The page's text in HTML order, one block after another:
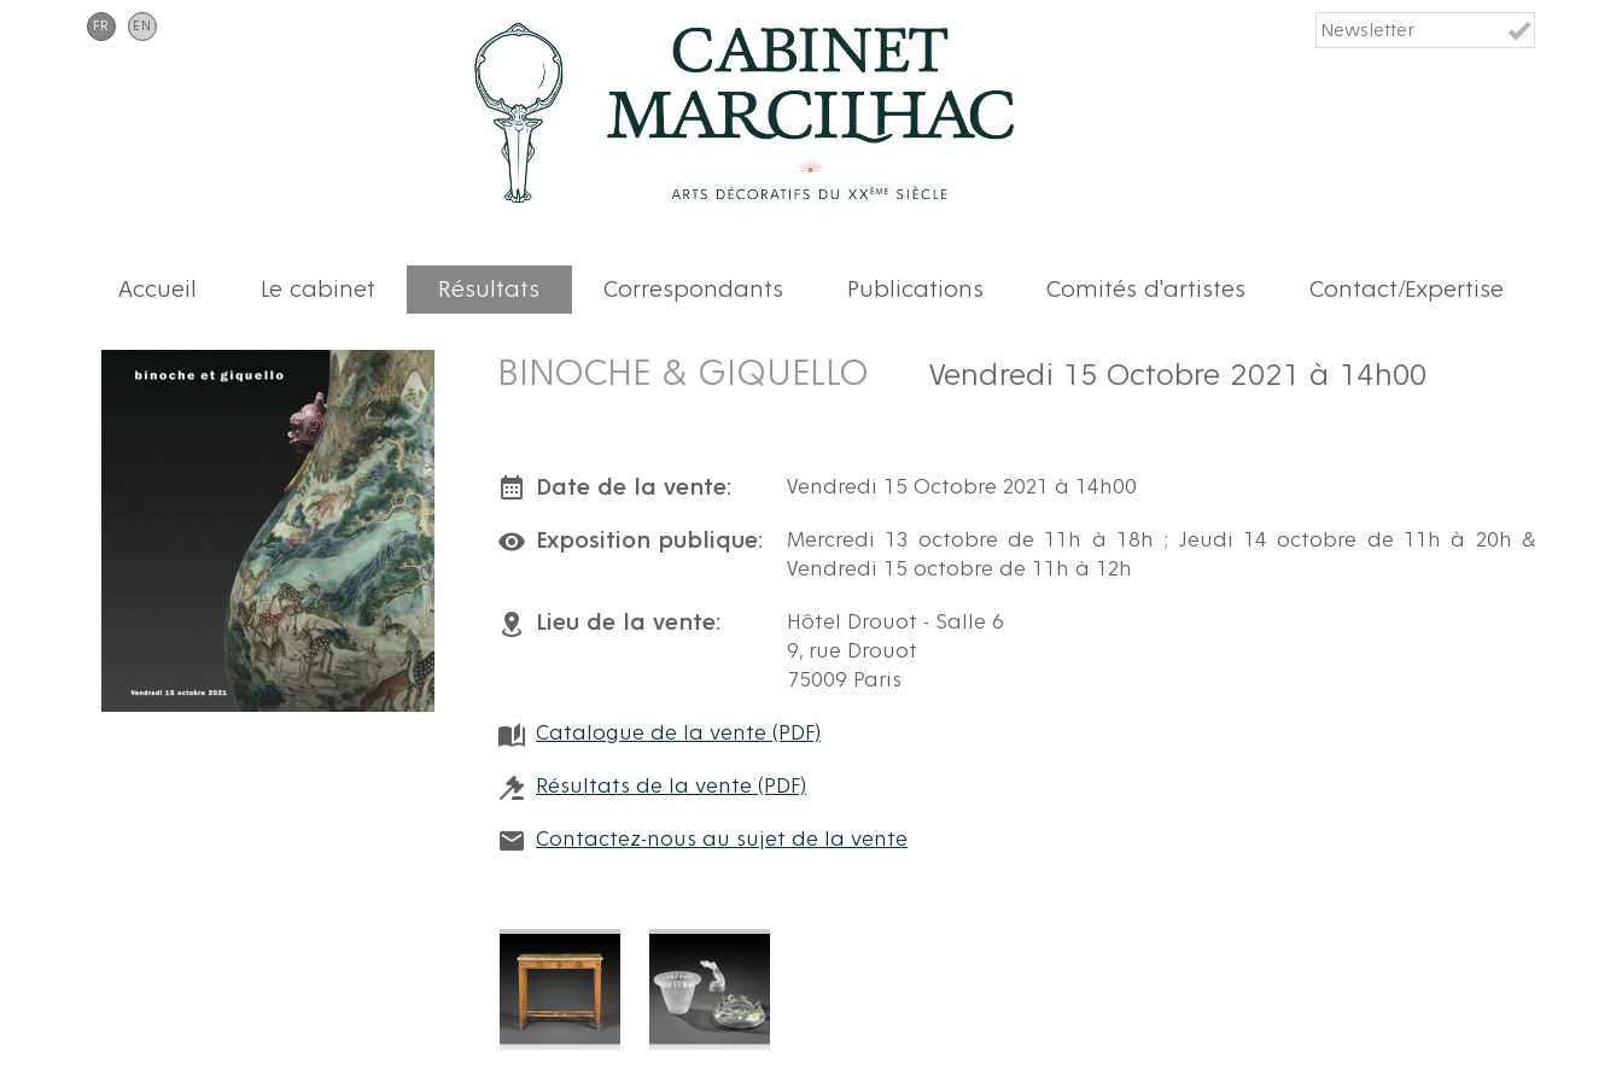
FR EN
Accueil Le cabinet Résultats Correspondants Publications Comités d'artistes Contact/Expertise
BINOCHE & GIQUELLO Vendredi 15 Octobre 2021 à 14h00
Date de la vente: Vendredi 15 Octobre 2021 à 14h00
Exposition publique:
Mercredi 13 octobre de 11h à 18h ; Jeudi 14 octobre de 11h à 20h &
Vendredi 15 octobre de 11h à 12h
Lieu de la vente:
Hôtel Drouot - Salle 6
9, rue Drouot
75009 Paris
Catalogue de la vente (PDF)
Résultats de la vente (PDF)
Contactez-nous au sujet de la vente